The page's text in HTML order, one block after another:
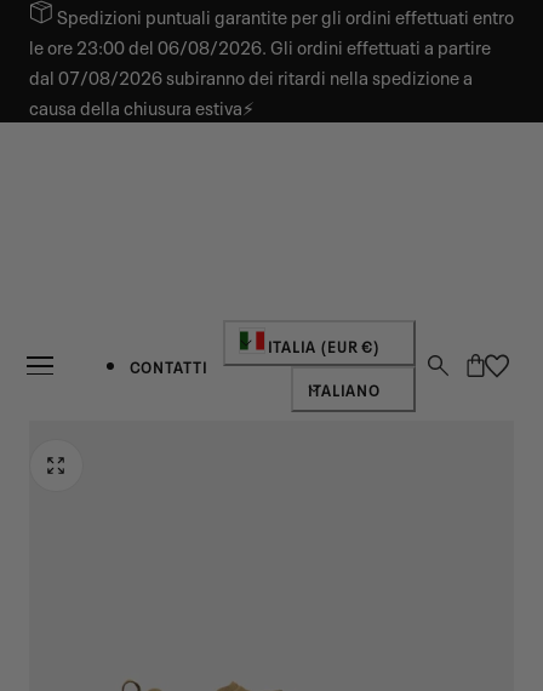
CONTENUTOSpedizioni puntuali garantite per gli ordini effettuati entro
le ore 23:00 del 06/08/2026. Gli ordini effettuati a partire
dal 07/08/2026 subiranno dei ritardi nella spedizione a
causa della chiusura estiva⚡
CONTATTI
Paese/regione
ITALIA (EUR €)
Lingua
ITALIANO
Carrello